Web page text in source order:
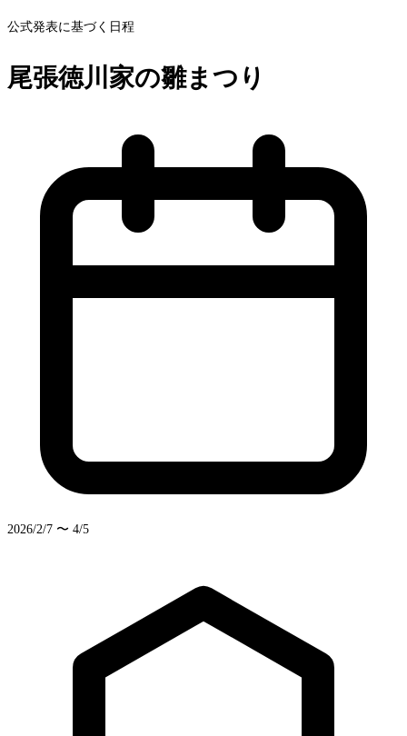
公式発表に基づく日程
尾張徳川家の雛まつり
2026/2/7 〜 4/5